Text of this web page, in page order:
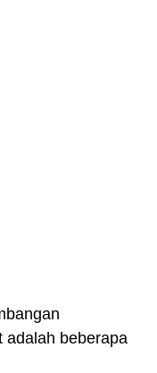
adalah beberapa